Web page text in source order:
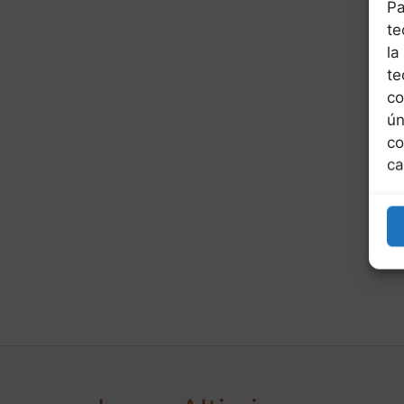
la